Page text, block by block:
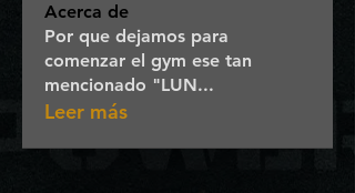
Acerca de
Por que dejamos para
comenzar el gym ese tan
mencionado "LUN...
Leer más